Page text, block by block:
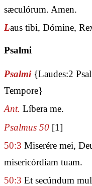
sæculórum. Amen.
Laus tibi, Dómine,
Psalmi
Psalmi {Laudes:2
Tempore}
Ant. Líbera me.
Psalmus 50 [1]
50:3 Miserére mei,
misericórdiam tuam.
50:3 Et secúndum